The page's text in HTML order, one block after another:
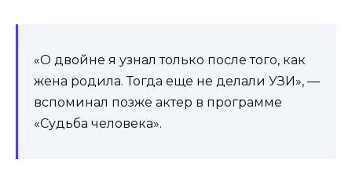
«О двойне я узнал только после того, как
жена родила. Тогда еще не делали УЗИ», —
вспоминал позже актер в программе
«Судьба человека».